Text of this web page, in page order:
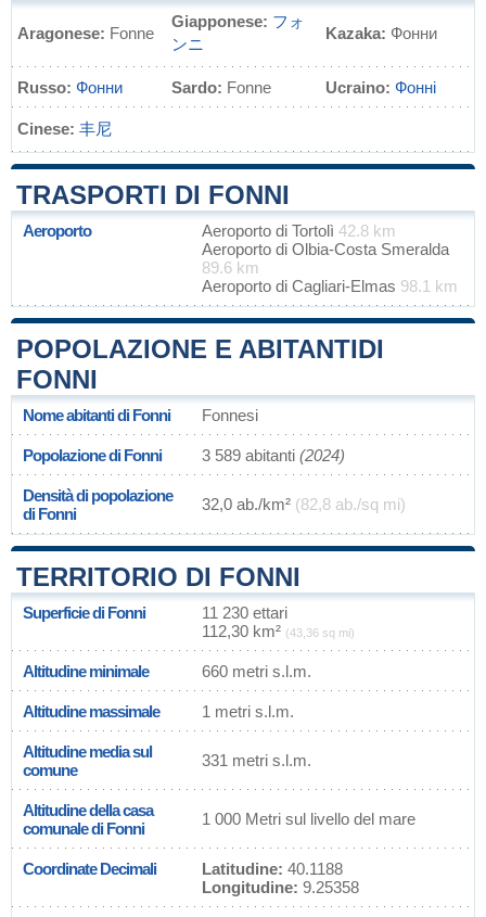
Aragonese: Fonne
Giapponese: フォ
ンニ
Kazaka: Фонни
Russo: Фонни Sardo: Fonne Ucraino: Фонні
Cinese: 丰尼
TRASPORTI DI FONNI
Aeroporto Aeroporto di Tortolì 42.8 km
Aeroporto di Olbia-Costa Smeralda
89.6 km
Aeroporto di Cagliari-Elmas 98.1 km
POPOLAZIONE E ABITANTIDI
FONNI
Nome abitanti di Fonni Fonnesi
Popolazione di Fonni 3 589 abitanti (2024)
Densità di popolazione
di Fonni
32,0 ab./km² (82,8 ab./sq mi)
TERRITORIO DI FONNI
Superficie di Fonni
11 230 ettari
112,30 km² (43,36 sq mi)
Altitudine minimale 660 metri s.l.m.
Altitudine massimale 1 metri s.l.m.
Altitudine media sul
comune
331 metri s.l.m.
Altitudine della casa
comunale di Fonni
1 000 Metri sul livello del mare
Coordinate Decimali Latitudine: 40.1188
Longitudine: 9.25358